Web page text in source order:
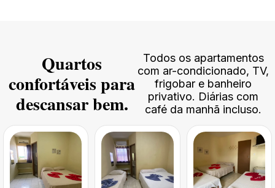
Quartos
confortáveis para
descansar bem.
Todos os apartamentos
com ar-condicionado, TV,
frigobar e banheiro
privativo. Diárias com
café da manhã incluso.